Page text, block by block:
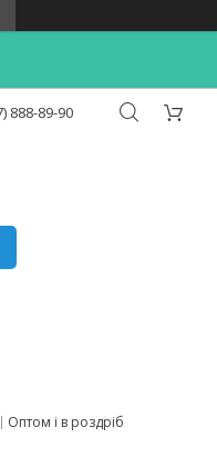
888-89-90
Оптом і в роздріб